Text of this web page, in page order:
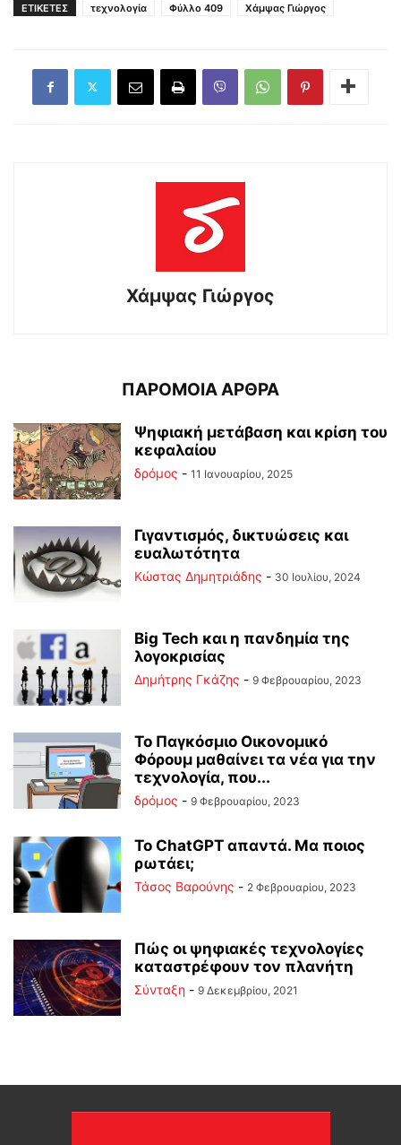
ΕΤΙΚΕΤΕΣ τεχνολογία Φύλλο 409 Χάμψας Γιώργος
Χάμψας Γιώργος
ΠΑΡΟΜΟΙΑ ΑΡΘΡΑ
Ψηφιακή μετάβαση και κρίση του
κεφαλαίου
δρόμος - 11 Ιανουαρίου, 2025
Γιγαντισμός, δικτυώσεις και
ευαλωτότητα
Kώστας Δημητριάδης - 30 Ιουλίου, 2024
Big Tech και η πανδημία της
λογοκρισίας
Δημήτρης Γκάζης - 9 Φεβρουαρίου, 2023
Το Παγκόσμιο Οικονομικό
Φόρουμ μαθαίνει τα νέα για την
τεχνολογία, που...
δρόμος - 9 Φεβρουαρίου, 2023
Το ChatGPT απαντά. Μα ποιος
ρωτάει;
Τάσος Βαρούνης - 2 Φεβρουαρίου, 2023
Πώς οι ψηφιακές τεχνολογίες
καταστρέφουν τον πλανήτη
Σύνταξη - 9 Δεκεμβρίου, 2021